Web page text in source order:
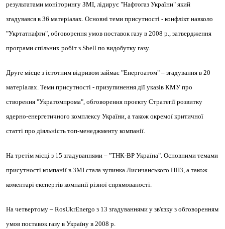
результатами моніторингу ЗМІ, лідирує "Нафтогаз України" який
згадувався в 36 матеріалах. Основні теми присутності - конфлікт навколо
"Укртатнафти", обговорення умов поставок газу в 2008 р., затвердження
програми спільних робіт з Shell по видобутку газу.
Друге місце з істотним відривом займає "Енергоатом" – згадування в 20
матеріалах. Теми присутності - призупинення дії указів КМУ про
створення "Укратомпрома", обговорення проекту Стратегії розвитку
ядерно-енергетичного комплексу України, а також окремої критичної
статті про діяльність топ-менеджменту компанії.
На третім місці з 15 згадуваннями – "ТНК-ВР Україна". Основними темами
присутності компанії в ЗМІ стала зупинка Лисичанського НПЗ, а також
коментарі експертів компанії різної спрямованості.
На четвертому – RosUkrEnergo з 13 згадуваннями у зв'язку з обговоренням
умов поставок газу в Україну в 2008 р.